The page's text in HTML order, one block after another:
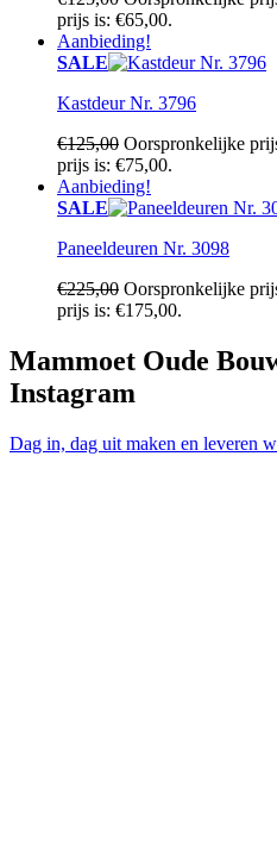
prijs is: €65,00.
Aanbieding!
SALE
Kastdeur Nr. 3796
€125,00 Oorspronkelijke
prijs is: €75,00.
Aanbieding!
SALE
Paneeldeuren Nr. 3098
€225,00 Oorspronkelijke
prijs is: €175,00.
Mammoet Oude
Instagram
Dag in, dag uit maken en leveren